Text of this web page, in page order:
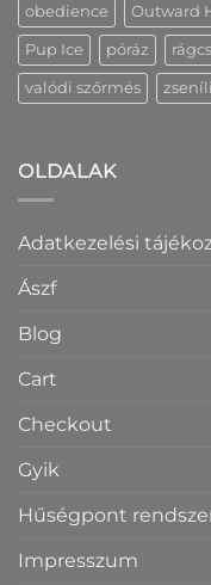
obedience Outward
Pup Ice póráz
valódi szőrmés
OLDALAK
Adatkezelési
Ászf
Blog
Cart
Checkout
Gyik
Hűségpont
Impresszum